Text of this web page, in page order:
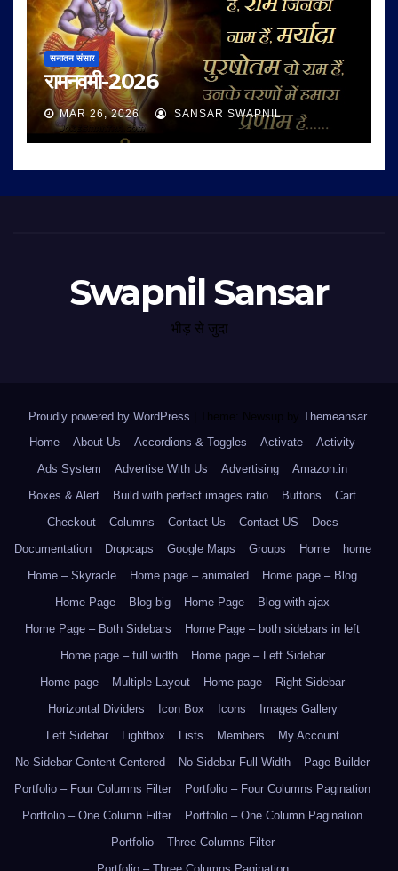
सनातन संसार
रामनवमी-2026
MAR 26, 2026 SANSAR SWAPNIL
Swapnil Sansar
भीड़ से जुदा
Proudly powered by WordPress Theme: Newsup by Themeansar.
Home
About Us Accordions & Toggles Activate
Activity
Ads System
Advertise With Us Advertising
Amazon.in
Boxes & Alert
Build with perfect images ratio Buttons
Cart
Checkout
Columns Contact Us Contact US
Docs
Documentation
Dropcaps Google Maps Groups Home
home
Home – Skyracle
Home page – animated
Home page – Blog
Home Page – Blog big
Home Page – Blog with ajax
Home Page – Both Sidebars
Home Page – both sidebars in left
Home page – full width
Home page – Left Sidebar
Home page – Multiple Layout
Home page – Right Sidebar
Horizontal Dividers
Icon Box Icons
Images Gallery
Left Sidebar
Lightbox Lists Members
My Account
No Sidebar Content Centered
No Sidebar Full Width
Page Builder
Portfolio – Four Columns Filter
Portfolio – Four Columns Pagination
Portfolio – One Column Filter
Portfolio – One Column Pagination
Portfolio – Three Columns Filter